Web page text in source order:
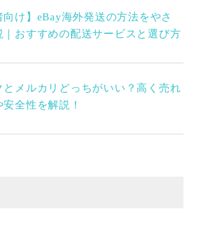
向け】eBay海外発送の方法をやさ
｜おすすめの配送サービスと選び方
とメルカリどっちがいい？高く売れ
安全性を解説！